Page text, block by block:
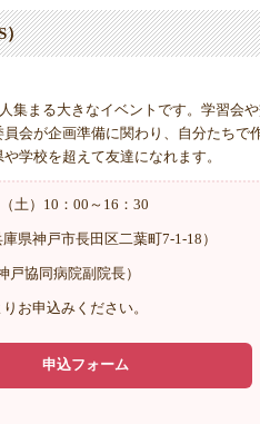
）
集まる大きなイベントです。学習会
会が企画準備に関わり、自分たちで
学校を超えて友達になれます。
土）10：00～16：30
県神戸市長田区二葉町7-1-18）
戸協同病院副院長）
お申込みください。
申込フォーム